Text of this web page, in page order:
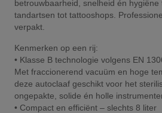
betrouwbaarheid, snelheid én
tandartsen tot tattooshops.
verpakt.
Kenmerken op een rij:
• Klasse B technologie volgens EN
Met fraccionerend vacuüm en hoge
deze autoclaaf geschikt voor het
ongepakte, solide én holle
• Compact en efficiënt – slechts 8 liter